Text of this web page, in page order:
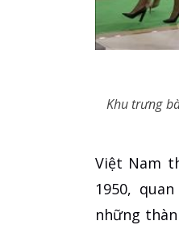
Khu trưng
Việt Nam
1950,
những